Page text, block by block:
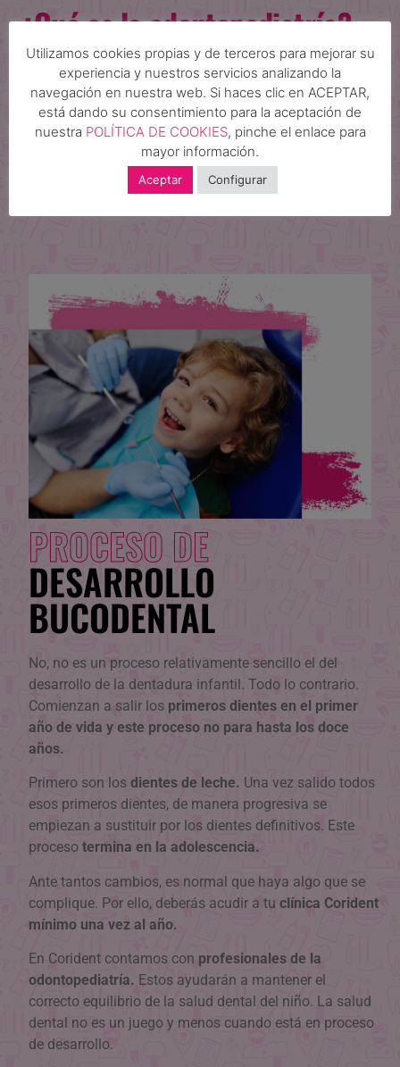
¿Qué es la odontopediatría?
La odontopediatría es la rama de la odontología que se
encarga de tratar a los más pequeños.
La necesidad de proteger y cuidar la boca de los niños y
niñas es que está en constantecrecimiento y desarrollo.
La formación de la dentadura sugiere un proceso
PROCESO DE
DESARROLLO
BUCODENTAL
No, no es un proceso relativamente sencillo el del
desarrollo de la dentadura infantil. Todo lo contrario.
Comienzan a salir los primeros dientes en el primer
año de vida y este proceso no para hasta los doce
años.
Primero son losdientes de leche. Una vez salido todos
esos primeros dientes, de manera progresiva se
empiezan a sustituir por los dientes definitivos. Este
procesotermina en la adolescencia.
Ante tantos cambios, es normal que haya algo que se
complique. Por ello, deberás acudir a tuclínica Corident
mínimo una vez al año.
En Corident contamos con profesionales de la
odontopediatría. Estos ayudarán a mantener el
correcto equilibrio de la salud dental del niño. La salud
dental no es un juego y menos cuando está en proceso
de desarrollo.
Utilizamos cookies propias y de terceros para mejorar su
experiencia y nuestros servicios analizando la
navegación en nuestra web. Si haces clic en ACEPTAR,
está dando su consentimiento para la aceptación de
nuestra POLÍTICA DE COOKIES, pinche el enlace para
mayor información.
Aceptar Configurar